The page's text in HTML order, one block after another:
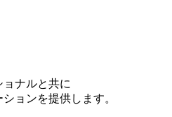
ナルと共に
ョンを提供します。